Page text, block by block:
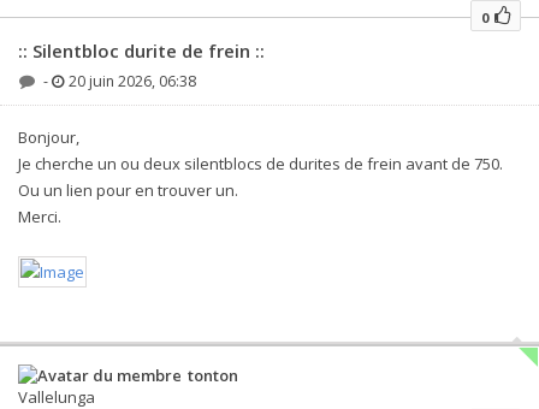
:: Silentbloc durite de frein ::
- 20 juin 2026, 06:38
Bonjour,
Je cherche un ou deux silentblocs de durites de frein avant de 750.
Ou un lien pour en trouver un.
Merci.
0
tonton
Vallelunga